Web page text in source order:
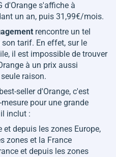
d'Orange s'affiche à
un an, puis 31,99€/mois.
rencontre un tel
tarif. En effet, sur le
il est impossible de trouver
à un prix aussi
raison.
seller d'Orange, c'est
pour une grande
inclut :
depuis les zones Europe,
zones et la France
et depuis les zones